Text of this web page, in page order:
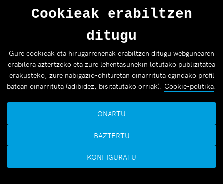
Cookieak erabiltzen
ditugu
Gure cookieak eta hirugarrenenak erabiltzen ditugu webgunearen
erabilera aztertzeko eta zure lehentasunekin lotutako publizitatea
erakusteko, zure nabigazio-ohituretan oinarrituta egindako profil
batean oinarrituta (adibidez, bisitatutako orriak). Cookie-politika.
KONFIGURATU
BAZTERTU
ONARTU